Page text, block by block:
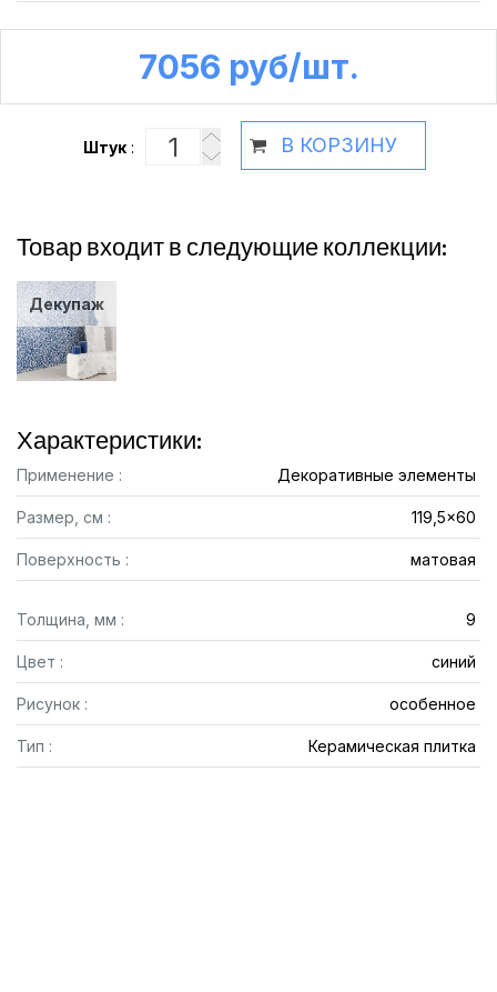
7056 руб /шт.
Штук: В КОРЗИНУ
Товар входит в следующие коллекции:
Декупаж
Характеристики:
Применение : Декоративные элементы
Размер, см : 119,5x60
Поверхность : матовая
Толщина, мм : 9
Цвет : синий
Рисунок : особенное
Тип : Керамическая плитка